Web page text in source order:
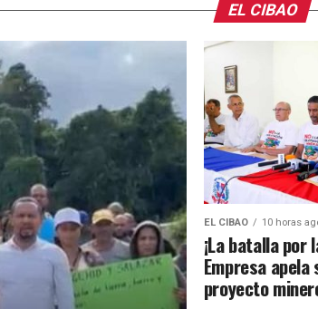
EL CIBAO
EL CIBAO 10 horas
¡La batalla
Empresa
proyecto